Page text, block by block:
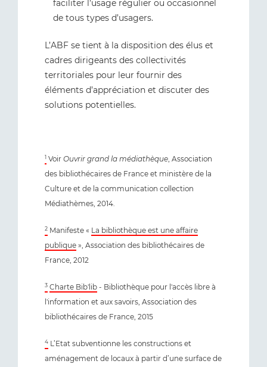
faciliter l’usage régulier ou occasionnel
de tous types d’usagers.
L’ABF se tient à la disposition des élus et
cadres dirigeants des collectivités
territoriales pour leur fournir des
éléments d’appréciation et discuter des
solutions potentielles.
1 Voir Ouvrir grand la médiathèque, Association
des bibliothécaires de France et ministère de la
Culture et de la communication collection
Médiathèmes, 2014.
2 Manifeste « La bibliothèque est une affaire
publique », Association des bibliothécaires de
France, 2012
3 Charte Bib'lib - Bibliothèque pour l'accès libre à
l'information et aux savoirs, Association des
bibliothécaires de France, 2015
4 L’Etat subventionne les constructions et
aménagement de locaux à partir d’une surface de